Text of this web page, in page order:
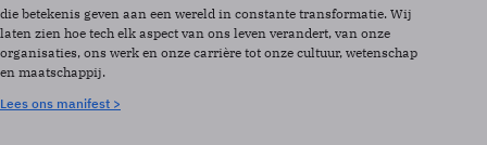
die betekenis geven aan een wereld in constante transformatie. Wij
laten zien hoe tech elk aspect van ons leven verandert, van onze
organisaties, ons werk en onze carrière tot onze cultuur, wetenschap
en maatschappij.
Lees ons manifest >